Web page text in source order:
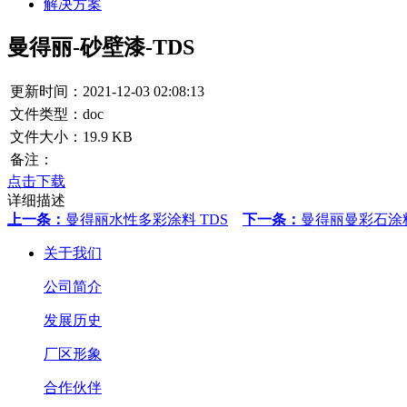
解决方案
曼得丽-砂壁漆-TDS
更新时间：2021-12-03 02:08:13
文件类型：doc
文件大小：19.9 KB
备注：
点击下载
详细描述
上一条： 曼得丽水性多彩涂料 TDS 下一条： 曼得丽曼彩石涂
关于我们
公司简介
发展历史
厂区形象
合作伙伴